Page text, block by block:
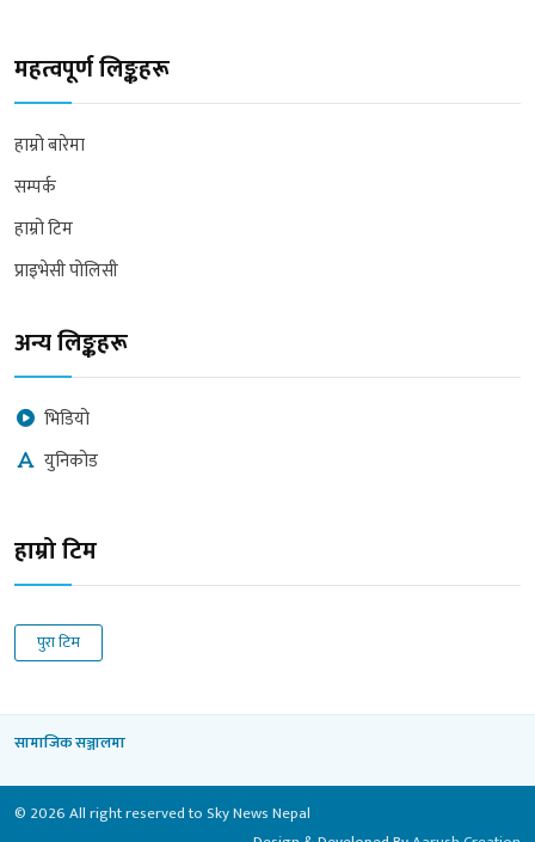
महत्वपूर्ण लिङ्कहरू
हाम्रो बारेमा
सम्पर्क
हाम्रो टिम
प्राइभेसी पोलिसी
अन्य लिङ्कहरू
भिडियो
युनिकोड
हाम्रो टिम
पुरा टिम
सामाजिक सञ्जालमा
© 2026 All right reserved to Sky News Nepal